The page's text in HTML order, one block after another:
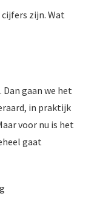
zijn. Wat
gaan we het
in praktijk
voor nu is het
gaat